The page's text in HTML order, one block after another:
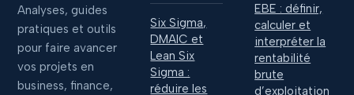
Analyses, guides
pratiques et outils
pour faire avancer
vos projets en
business, finance,
Six Sigma,
DMAIC et
Lean Six
Sigma :
réduire les
EBE : définir,
calculer et
interpréter la
rentabilité
brute
d’exploitation